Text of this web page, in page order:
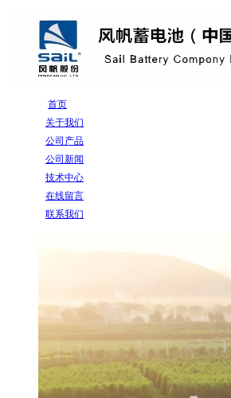
首页
关于我们
公司产品
公司新闻
技术中心
在线留言
联系我们